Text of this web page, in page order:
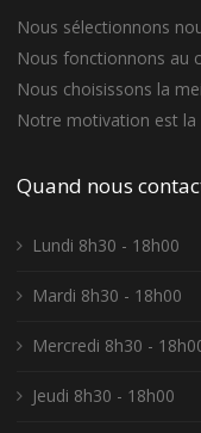
Nous sélectionnons
Nous fonctionnons au
Nous choisissons la
Notre motivation est
Quand nous
Lundi 8h30 - 18h00
Mardi 8h30 - 18h00
Mercredi 8h30 -
Jeudi 8h30 - 18h00